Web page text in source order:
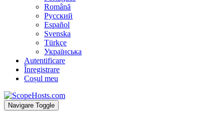
Română
Русский
Español
Svenska
Türkçe
Українська
Autentificare
Înregistrare
Coșul meu
Navigare Toggle